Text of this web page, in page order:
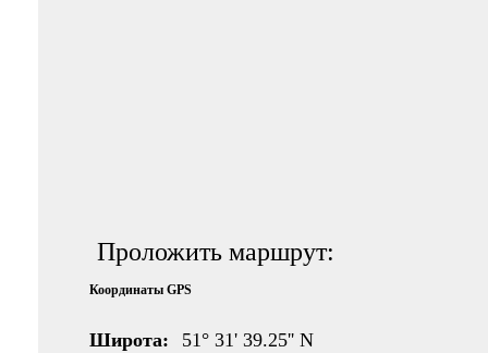
Проложить маршрут:
Координаты GPS
Широта:
51° 31' 39.25'' N